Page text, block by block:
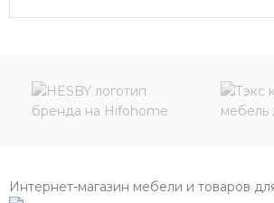
Интернет-магазин мебели и товаров